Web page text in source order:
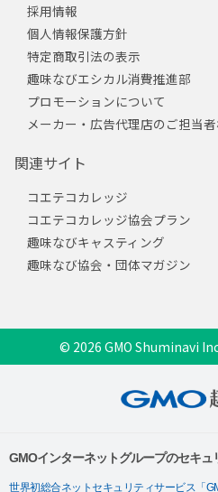
採用情報
個人情報保護方針
特定商取引法の表示
趣味なびエシカル消費推進部
プロモーションについて
メーカー・広告代理店のご担当
関連サイト
コエテコカレッジ
コエテコカレッジ協会プラン
趣味なびキャスティング
趣味なび協会・団体マガジン
© 2026 GMO Shuminavi